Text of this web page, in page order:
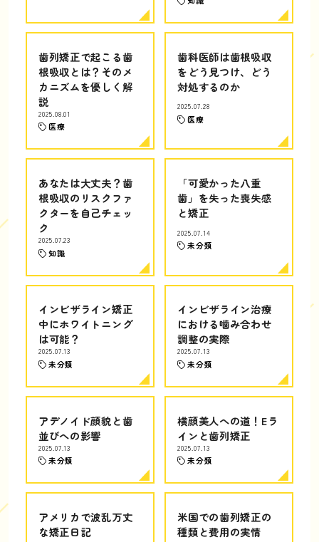
歯列矯正で起こる歯
根吸収とは？そのメ
カニズムを優しく解
説
2025.08.01
医療
歯科医師は歯根吸収
をどう見つけ、どう
対処するのか
2025.07.28
医療
あなたは大丈夫？歯
根吸収のリスクファ
クターを自己チェッ
ク
2025.07.23
知識
「可愛かった八重
歯」を失った喪失感
と矯正
2025.07.14
未分類
インビザライン矯正
中にホワイトニング
は可能？
2025.07.13
未分類
インビザライン治療
における噛み合わせ
調整の実際
2025.07.13
未分類
アデノイド顔貌と歯
並びへの影響
2025.07.13
未分類
横顔美人への道！Eラ
インと歯列矯正
2025.07.13
未分類
アメリカで波乱万丈
な矯正日記
米国での歯列矯正の
種類と費用の実情